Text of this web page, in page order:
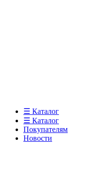
☰ Каталог
☰ Каталог
Покупателям
Новости